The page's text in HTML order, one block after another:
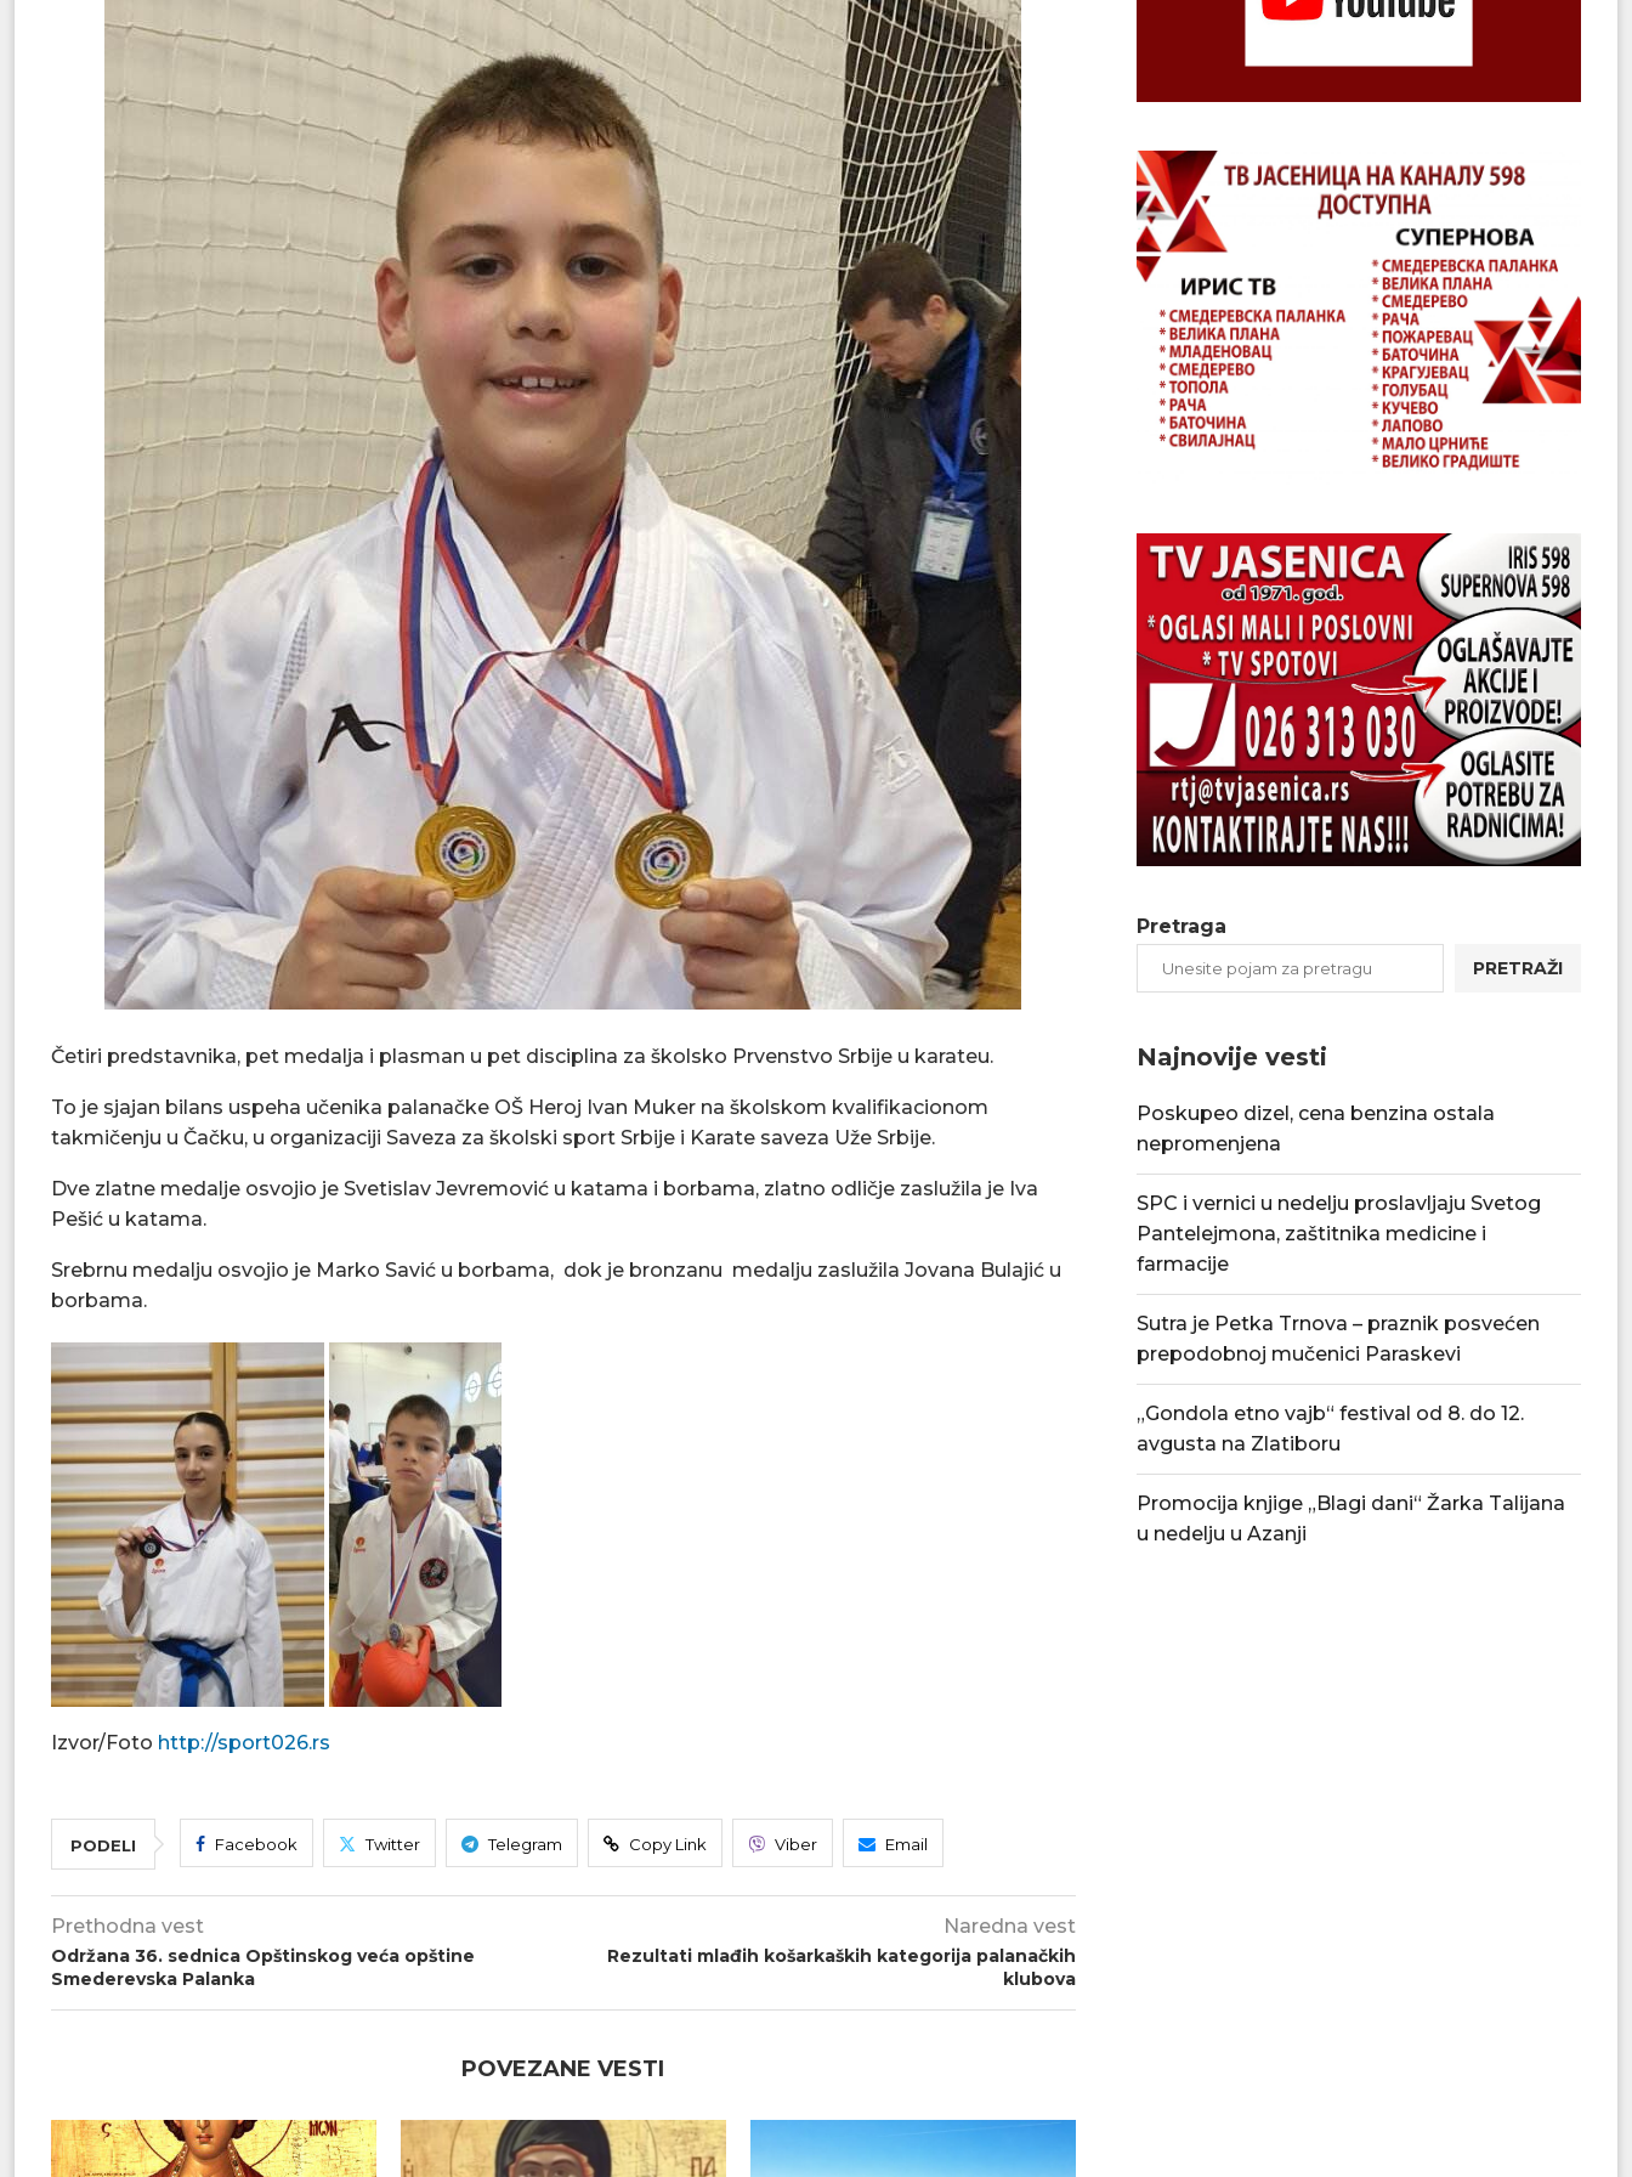
Četiri predstavnika, pet medalja i plasman u pet disciplina za školsko Prvenstvo Srbije u karateu.
To je sjajan bilans uspeha učenika palanačke OŠ Heroj Ivan Muker na školskom kvalifikacionom
takmičenju u Čačku, u organizaciji Saveza za školski sport Srbije i Karate saveza Uže Srbije.
Dve zlatne medalje osvojio je Svetislav Jevremović u katama i borbama, zlatno odličje zaslužila je Iva
Pešić u katama.
Srebrnu medalju osvojio je Marko Savić u borbama, dok je bronzanu medalju zaslužila Jovana Bulajić u
borbama.
Izvor/Foto http://sport026.rs
PODELI Facebook Twitter Telegram Copy Link Viber Email
Prethodna vest
Održana 36. sednica Opštinskog veća opštine
Smederevska Palanka
Naredna vest
Rezultati mlađih košarkaških kategorija palanačkih
klubova
POVEZANE VESTI
Pretraga
PRETRAŽI
Najnovije vesti
Poskupeo dizel, cena benzina ostala
nepromenjena
SPC i vernici u nedelju proslavljaju Svetog
Pantelejmona, zaštitnika medicine i
farmacije
Sutra je Petka Trnova – praznik posvećen
prepodobnoj mučenici Paraskevi
„Gondola etno vajb“ festival od 8. do 12.
avgusta na Zlatiboru
Promocija knjige „Blagi dani“ Žarka Talijana
u nedelju u Azanji